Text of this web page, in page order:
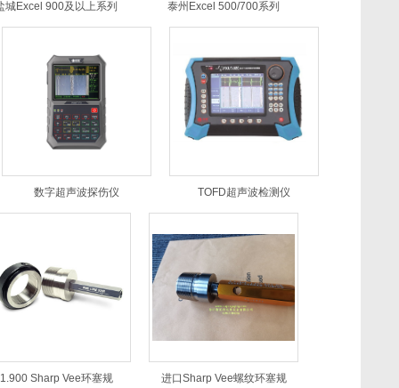
城Excel 900及以上系列 泰州Excel 500/700系列
数字超声波探伤仪 TOFD超声波检测仪
1.900 Sharp Vee环塞规 进口Sharp Vee螺纹环塞规